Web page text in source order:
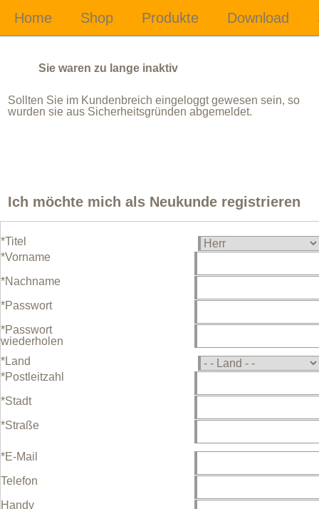
Sie waren zu lange inaktiv
Sollten Sie im Kundenbreich eingeloggt gewesen sein, so
wurden sie aus Sicherheitsgründen abgemeldet.
Ich möchte mich als Neukunde registrieren
*Titel
*Vorname
*Nachname
*Passwort
*Passwort
wiederholen
*Land
*Postleitzahl
*Stadt
*Straße
*E-Mail
Telefon
Handy